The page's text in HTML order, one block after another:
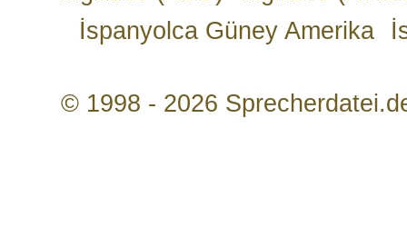
İspanyolca Güney Amerika
© 1998 - 2026